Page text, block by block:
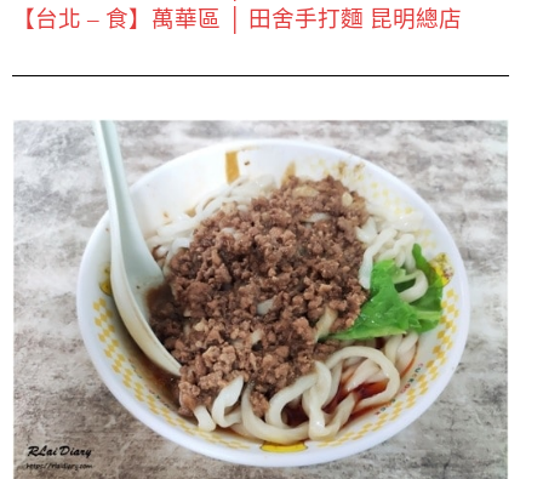
【台北 – 食】萬華區 │ 田舍手打麵 昆明總店